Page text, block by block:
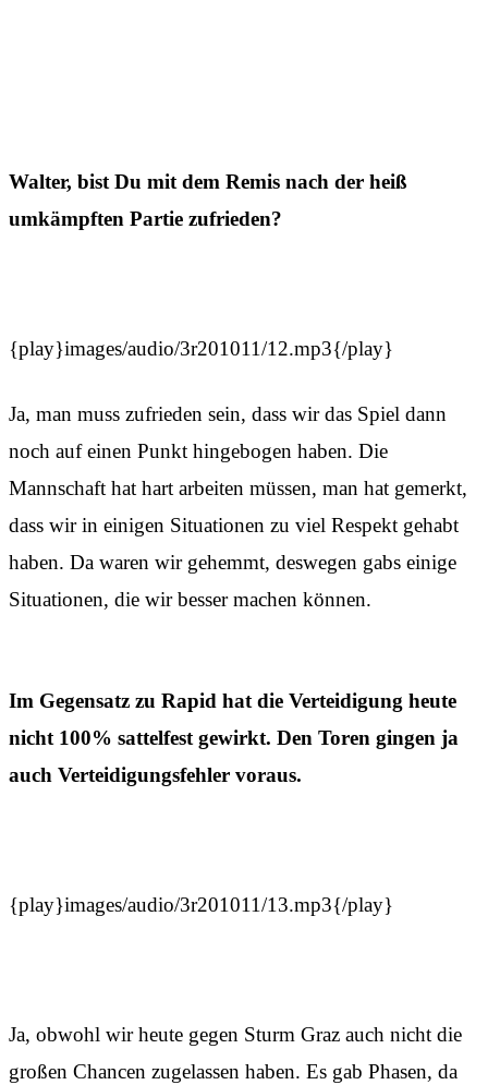
Walter, bist Du mit dem Remis nach der heiß
umkämpften Partie zufrieden?
{play}images/audio/3r201011/12.mp3{/play}
Ja, man muss zufrieden sein, dass wir das Spiel dann
noch auf einen Punkt hingebogen haben. Die
Mannschaft hat hart arbeiten müssen, man hat gemerkt,
dass wir in einigen Situationen zu viel Respekt gehabt
haben. Da waren wir gehemmt, deswegen gabs einige
Situationen, die wir besser machen können.
Im Gegensatz zu Rapid hat die Verteidigung heute
nicht 100% sattelfest gewirkt. Den Toren gingen ja
auch Verteidigungsfehler voraus.
{play}images/audio/3r201011/13.mp3{/play}
Ja, obwohl wir heute gegen Sturm Graz auch nicht die
großen Chancen zugelassen haben. Es gab Phasen, da